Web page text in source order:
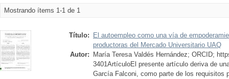
Mostrando ítems 1-1 de 1
Título:
El autoempleo como una vía de
productoras del Mercado Universitario UAQ
Autor:
María Teresa Valdés Hernández; ORCID;
3401ArtículoEl presente artículo deriva de
García Falconi, como parte de los requisitos